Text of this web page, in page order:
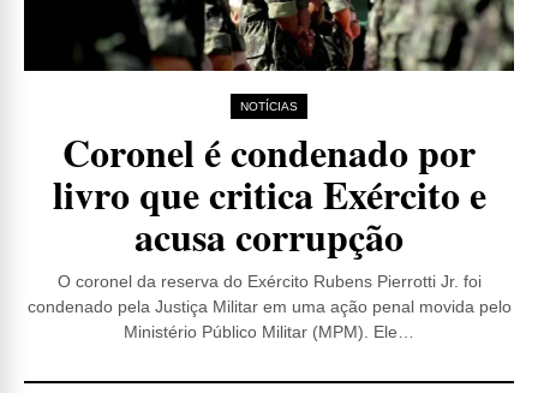
NOTÍCIAS
Coronel é condenado por
livro que critica Exército e
acusa corrupção
O coronel da reserva do Exército Rubens Pierrotti Jr. foi
condenado pela Justiça Militar em uma ação penal movida pelo
Ministério Público Militar (MPM). Ele…